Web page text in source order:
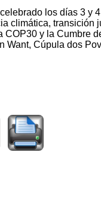
los días 3 y
climática, transición
COP30 y la Cumbre
Want, Cúpula dos